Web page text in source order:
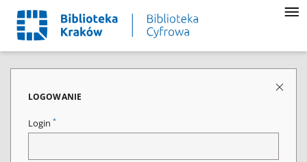
LOGOWANIE
Login *